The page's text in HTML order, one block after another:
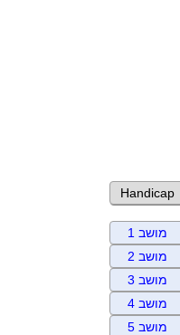
Handicap
מושב 1
מושב 2
מושב 3
מושב 4
מושב 5